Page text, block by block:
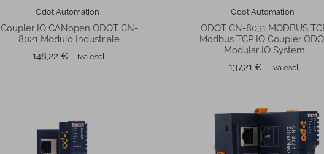
Odot Automation
Coupler IO CANopen ODOT CN-
8021 Modulo Industriale
Prezzo
148,22 € Iva escl.
Odot Automation
ODOT CN-8031 MODBUS
Modbus TCP IO Coupler
Modular IO System
Prezzo
137,21 € Iva escl.